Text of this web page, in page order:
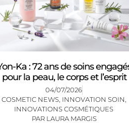
Ka : 72 ans de soins
pour la peau, le corps et l’esprit
04/07/2026
COSMETIC NEWS, INNOVATION SOIN
INNOVATIONS COSMÉTIQUES
PAR LAURA MARGIS